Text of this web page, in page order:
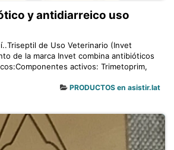
y antidiarreico uso
de Uso Veterinario (Invet
de la marca Invet combina antibióticos
activos: Trimetoprim,
PRODUCTOS en asistir.lat